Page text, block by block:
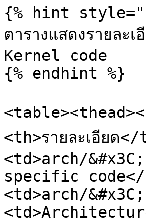
{% hint
ตารางแสดงรายละ
Kernel code
{% endhint %}
<th>รายละเอียด
<td>arch/
specific
<td>arch/